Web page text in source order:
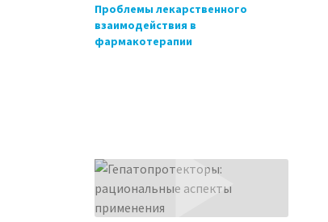
Проблемы лекарственного
взаимодействия в
фармакотерапии